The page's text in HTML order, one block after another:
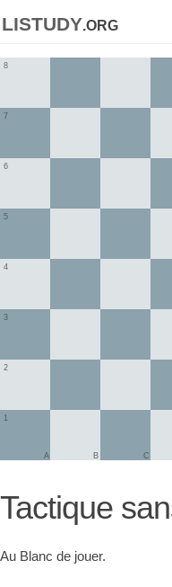
listudy.org
1
2
3
4
5
6
7
8
A B C
Tactique
Au Blanc de jouer.